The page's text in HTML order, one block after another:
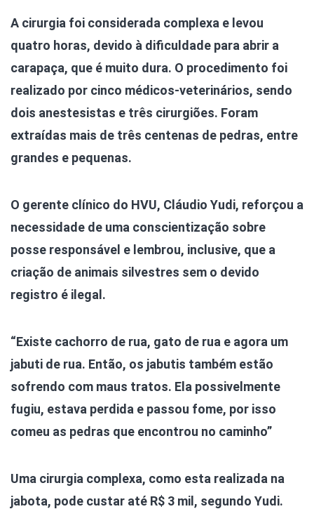
A cirurgia foi considerada complexa e levou
quatro horas, devido à dificuldade para abrir a
carapaça, que é muito dura. O procedimento foi
realizado por cinco médicos-veterinários, sendo
dois anestesistas e três cirurgiões. Foram
extraídas mais de três centenas de pedras, entre
grandes e pequenas.
O gerente clínico do HVU, Cláudio Yudi, reforçou a
necessidade de uma conscientização sobre
posse responsável e lembrou, inclusive, que a
criação de animais silvestres sem o devido
registro é ilegal.
“Existe cachorro de rua, gato de rua e agora um
jabuti de rua. Então, os jabutis também estão
sofrendo com maus tratos. Ela possivelmente
fugiu, estava perdida e passou fome, por isso
comeu as pedras que encontrou no caminho”
Uma cirurgia complexa, como esta realizada na
jabota, pode custar até R$ 3 mil, segundo Yudi.